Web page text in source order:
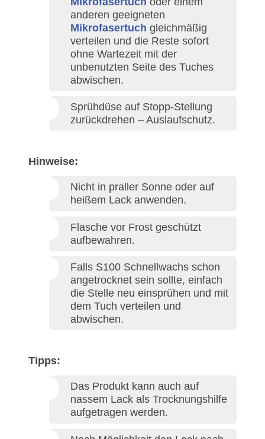
anderen geeigneten
Mikrofasertuch gleichmäßig
verteilen und die Reste sofort
ohne Wartezeit mit der
unbenutzten Seite des Tuches
abwischen.
Sprühdüse auf Stopp-Stellung
zurückdrehen – Auslaufschutz.
Hinweise:
Nicht in praller Sonne oder auf
heißem Lack anwenden.
Flasche vor Frost geschützt
aufbewahren.
Falls S100 Schnellwachs schon
angetrocknet sein sollte, einfach
die Stelle neu einsprühen und mit
dem Tuch verteilen und
abwischen.
Tipps:
Das Produkt kann auch auf
nassem Lack als Trocknungshilfe
aufgetragen werden.